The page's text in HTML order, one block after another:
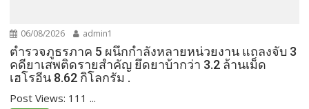
06/08/2026 admin1
ตำรวจภูธรภาค 5 ผนึกกำลังหลายหน่วยงาน แถลงจับ 3
คดียาเสพติดรายสำคัญ ยึดยาบ้ากว่า 3.2 ล้านเม็ด
เฮโรอีน 8.62 กิโลกรัม .
Post Views: 111 ...